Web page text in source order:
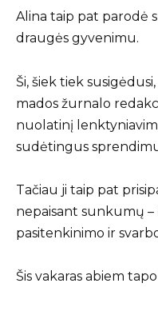
Alina taip pat parodė
draugės gyvenimu.
Ši, šiek tiek
mados žurnalo
nuolatinį
sudėtingus
Tačiau ji taip pat
nepaisant sunkumų
pasitenkinimo ir
Šis vakaras abiem